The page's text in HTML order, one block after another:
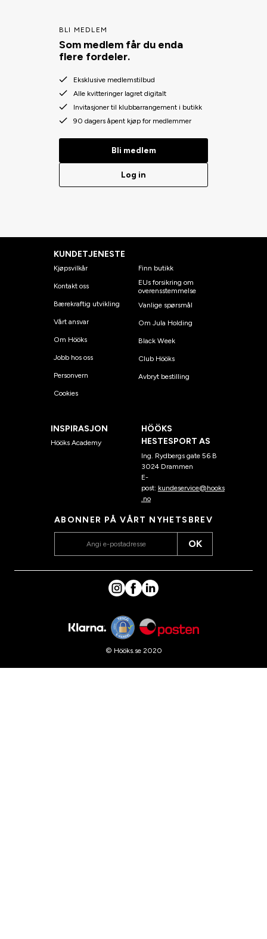
BLI MEDLEM
Som medlem får du enda
flere fordeler.
Eksklusive medlemstilbud
Alle kvitteringer lagret digitalt
Invitasjoner til klubbarrangement i butikk
90 dagers åpent kjøp for medlemmer
Bli medlem
Log in
KUNDETJENESTE
Kjøpsvilkår
Kontakt oss
Bærekraftig utvikling
Vårt ansvar
Om Hööks
Jobb hos oss
Personvern
Cookies
Finn butikk
EUs forsikring om
overensstemmelse
Vanlige spørsmål
Om Jula Holding
Black Week
Club Hööks
Avbryt bestilling
INSPIRASJON
Hööks Academy
HÖÖKS
HESTESPORT AS
Ing. Rydbergs gate 56 B
3024 Drammen
E-
post: kundeservice@hooks
.no
ABONNER PÅ VÅRT NYHETSBREV
OK
© Hööks.se 2020